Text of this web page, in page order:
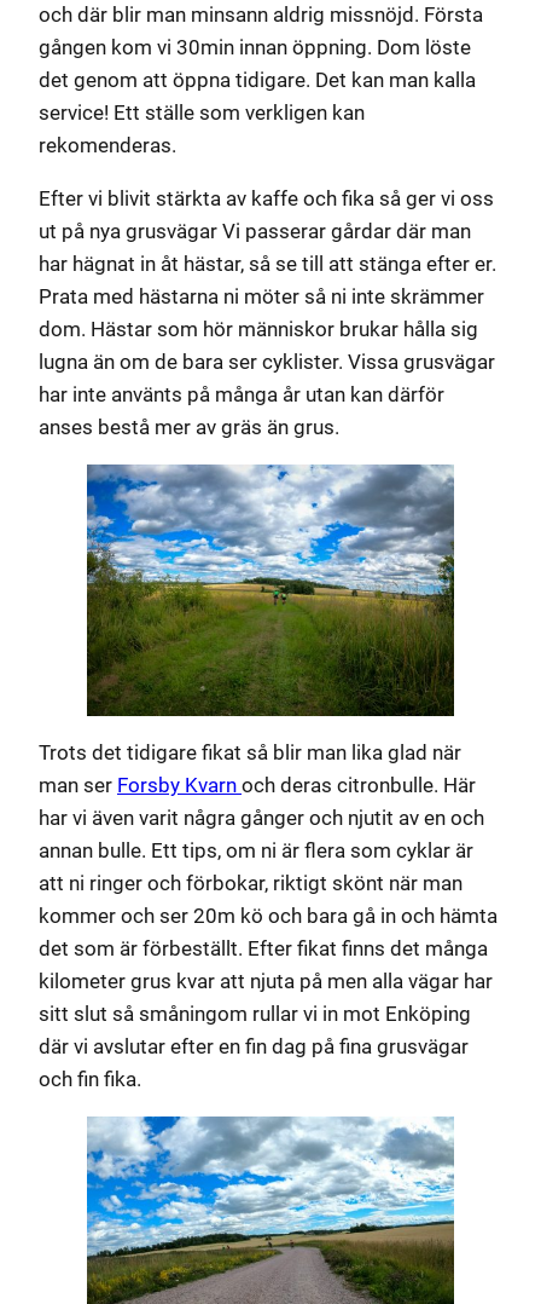
och där blir man minsann aldrig missnöjd. Första
gången kom vi 30min innan öppning. Dom löste
det genom att öppna tidigare. Det kan man kalla
service! Ett ställe som verkligen kan
rekomenderas.
Efter vi blivit stärkta av kaffe och fika så ger vi oss
ut på nya grusvägar Vi passerar gårdar där man
har hägnat in åt hästar, så se till att stänga efter er.
Prata med hästarna ni möter så ni inte skrämmer
dom. Hästar som hör människor brukar hålla sig
lugna än om de bara ser cyklister. Vissa grusvägar
har inte använts på många år utan kan därför
anses bestå mer av gräs än grus.
Trots det tidigare fikat så blir man lika glad när
man ser Forsby Kvarn och deras citronbulle. Här
har vi även varit några gånger och njutit av en och
annan bulle. Ett tips, om ni är flera som cyklar är
att ni ringer och förbokar, riktigt skönt när man
kommer och ser 20m kö och bara gå in och hämta
det som är förbeställt. Efter fikat finns det många
kilometer grus kvar att njuta på men alla vägar har
sitt slut så småningom rullar vi in mot Enköping
där vi avslutar efter en fin dag på fina grusvägar
och fin fika.